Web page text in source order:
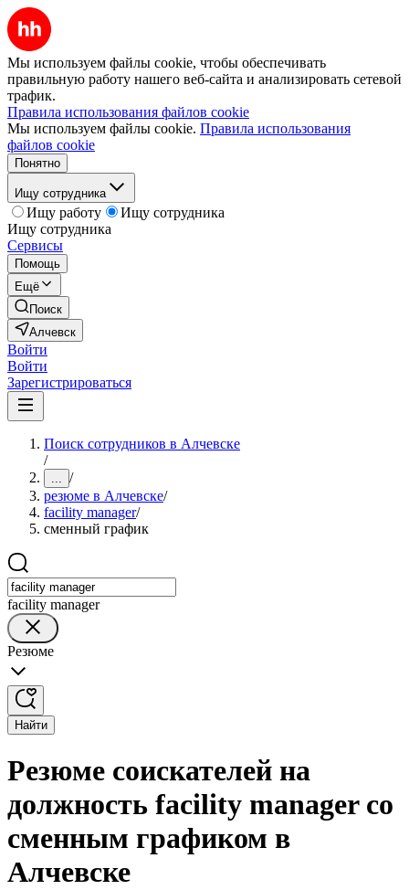
Мы используем файлы cookie, чтобы обеспечивать
правильную работу нашего веб-сайта и анализировать сетевой
трафик.
Правила использования файлов cookie
Мы используем файлы cookie. Правила использования
файлов cookie
Понятно
Ищу сотрудника
Ищу работу
Ищу сотрудника
Ищу сотрудника
Сервисы
Помощь
Ещё
Поиск
Алчевск
Войти
Войти
Зарегистрироваться
Поиск сотрудников в Алчевске
/
... /
резюме в Алчевске/
facility manager/
сменный график
facility manager
Резюме
Найти
Резюме соискателей на
должность facility manager со
сменным графиком в
Алчевске